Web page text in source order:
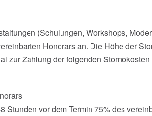
(Schulungen, Workshops,
Honorars an. Die Höhe der
zur Zahlung der folgenden Stornokosten
Stunden vor dem Termin 75% des